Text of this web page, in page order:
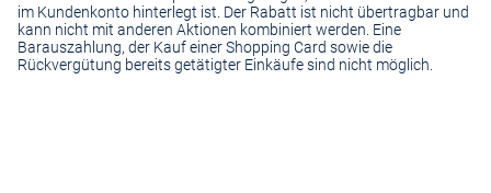
im Kundenkonto hinterlegt ist. Der Rabatt ist nicht übertragbar und
kann nicht mit anderen Aktionen kombiniert werden. Eine
Barauszahlung, der Kauf einer Shopping Card sowie die
Rückvergütung bereits getätigter Einkäufe sind nicht möglich.